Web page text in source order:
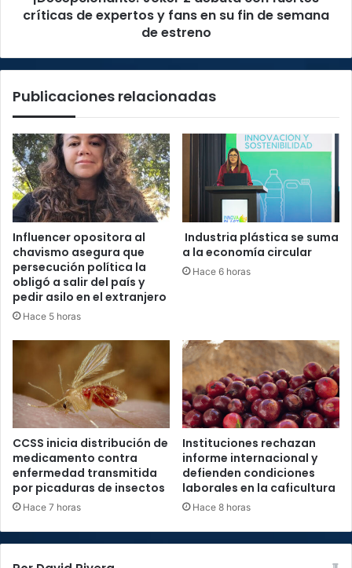
fans
fin
semana
críticas de expertos y fans en su fin de semana
de estreno
Publicaciones relacionadas
Influencer opositora al
chavismo asegura que
persecución política la
obligó a salir del país y
pedir asilo en el extranjero
Hace 5 horas
Industria plástica se suma
a la economía circular
Hace 6 horas
CCSS inicia distribución de
medicamento contra
enfermedad transmitida
por picaduras de insectos
Hace 7 horas
Instituciones rechazan
informe internacional y
defienden condiciones
laborales en la caficultura
Hace 8 horas